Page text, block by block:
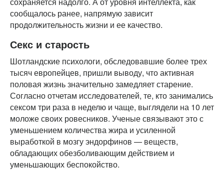
сообщалось ранее, напрямую зависит
продолжительность жизни и ее качество.
Секс и старость
Шотландские психологи, обследовавшие более трех
тысяч европейцев, пришли выводу, что активная
половая жизнь значительно замедляет старение.
Согласно отчетам исследователей, те, кто занимались
сексом три раза в неделю и чаще, выглядели на 10 лет
моложе своих ровесников. Ученые связывают это с
уменьшением количества жира и усиленной
выработкой в мозгу эндорфинов — веществ,
обладающих обезболивающим действием и
уменьшающих беспокойство.